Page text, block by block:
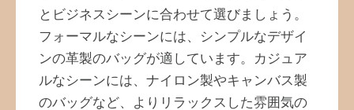
とビジネスシーンに合わせて選びましょう。
フォーマルなシーンには、シンプルなデザイ
ンの革製のバッグが適しています。カジュア
ルなシーンには、ナイロン製やキャンバス製
のバッグなど、よりリラックスした雰囲気の